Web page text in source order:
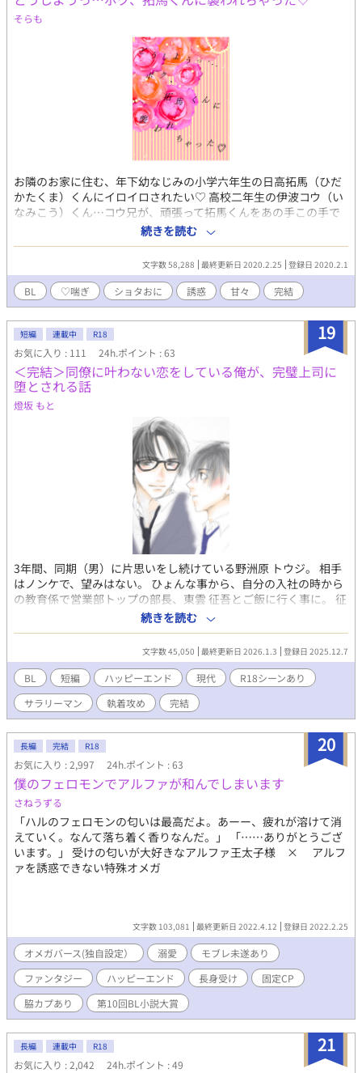
そらも
お隣のお家に住む、年下幼なじみの小学六年生の日高拓馬（ひだ
かたくま）くんにイロイロされたい♡ 高校二年生の伊波コウ（い
なみこう）くん…コウ兄が、頑張って拓馬くんをあの手この手で
誘惑しちゃうお話。 この高二男子、どうしようっ…とか微塵も思
っておりません（棒） 将来イケメン確実のスポーツ万能元気っこ
少年×自分は普通だと思ってるキレイめ中性的お兄さんの幼馴染
みカップリングです。 分類はショタ×おにモノになるので、ショ
タ攻めが苦手な方などいましたら、ご注意ください。 あんまりシ
ョタショタしくないかもだけど、どうぞ読んでやってくださいま
せ。 ※ R-18エロもので、♡（ハート）喘ぎ満載です。 ※ 素敵
な表紙は、pixiv小説用フリー素材にて、『やまなし』様からお借
りしました。ありがとうございます！ ※ 2020/02/15 最終話を
迎えました、ここまでコウ兄と拓馬くんの恋話にお付き合いくだ
さり本当にありがとうございました♪ 2020/02/16から、その
後の二人の番外編・その１をスタートする予定であります♡
2020/02/25 番外編・その１も最終話を迎えました、ここまでお
読みくださり感謝感謝であります！
続きを読む
文字数 58,288 最終更新日 2020.2.25 登録日 2020.2.1
BL ♡喘ぎ ショタおに 誘惑 甘々 完結
19
短編 連載中 R18
お気に入り : 111 24h.ポイント : 63
＜完結＞同僚に叶わない恋をしている俺が、完璧上司に
堕とされる話
燈坂 もと
3年間、同期（男）に片思いをし続けている野洲原 トウジ。 相手
はノンケで、望みはない。 ひょんな事から、自分の入社の時から
の教育係で営業部トップの部長、東雲 征吾とご飯に行く事に。 征
吾の左手の薬指には、いつも銀色に光輝く指輪があり、部長のご
家族に申し訳なさでいっぱいになったが、高級焼肉という誘惑に
抗えず、2人で食事をする。 食事だけして、部長をすぐに帰すつ
もりだった。 が。 気付けば、部長の家で。 何が、どうして、こう
なった？？？ 愛を与えたい攻×愛に飢えた受 のお話です。
続きを読む
文字数 45,050 最終更新日 2026.1.3 登録日 2025.12.7
BL 短編 ハッピーエンド 現代
R18シーンあり
サラリーマン
執着攻め 完結
20
長編 完結 R18
お気に入り : 2,997 24h.ポイント : 63
僕のフェロモンでアルファが和んでしまいます
さねうずる
「ハルのフェロモンの匂いは最高だよ。あーー、疲れが溶けて消
えていく。なんて落ち着く香りなんだ。」 「……ありがとうござ
います。」 受けの匂いが大好きなアルファ王太子様 × アルフ
ァを誘惑できない特殊オメガ
文字数 103,081 最終更新日 2022.4.12 登録日 2022.2.25
オメガバース(独自設定） 溺愛
モブレ未遂あり
ファンタジー
ハッピーエンド 長身受け
固定CP
脇カプあり
第10回BL小説大賞
21
長編 連載中 R18
お気に入り : 2,042 24h.ポイント : 49